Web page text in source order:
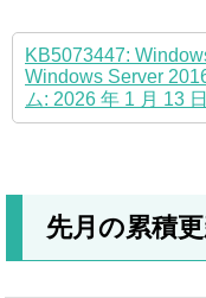
KB5073447:
Windows Server
ム: 2026 年 1 月 13 日
先月の累積